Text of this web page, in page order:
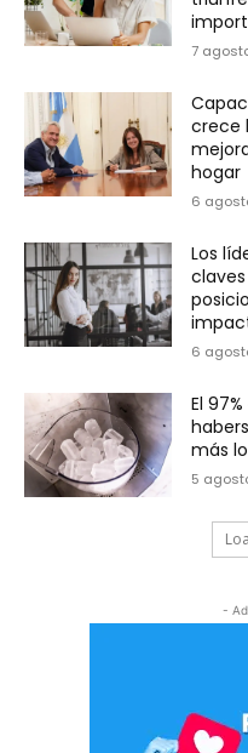
7
crece
hogar
6
Los
6
El
más
5
-